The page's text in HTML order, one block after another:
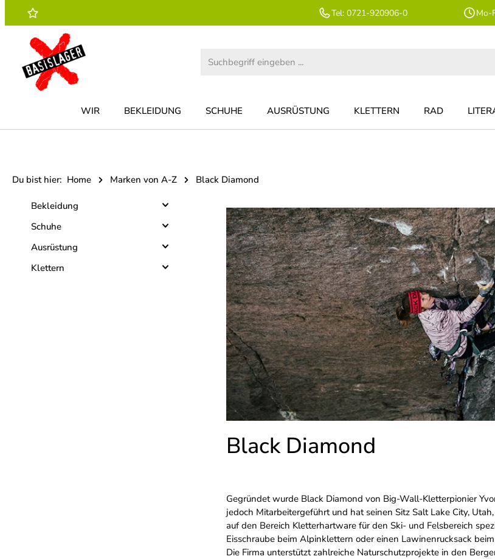
Hauptinhalt springen
Zur Suche springen
Zur Hauptnavigation springen Tel: 0721-920906-0 Mo-
WIR BEKLEIDUNG SCHUHE AUSRÜSTUNG KLETTERN RAD
Du bist hier: Home Marken von A-Z Black Diamond
Bekleidung
Schuhe
Ausrüstung
Klettern
Black Diamond
Gegründet wurde Black Diamond von Big-Wall-Kletterpionier
jedoch Mitarbeitergeführt und hat seinen Sitz Salt Lake City,
auf den Bereich Kletterhartware für den Ski- und Felsbereich
Eisschraube beim Alpinklettern oder einen Lawinenrucksack
Die Firma unterstützt zahlreiche Naturschutzprojekte in den